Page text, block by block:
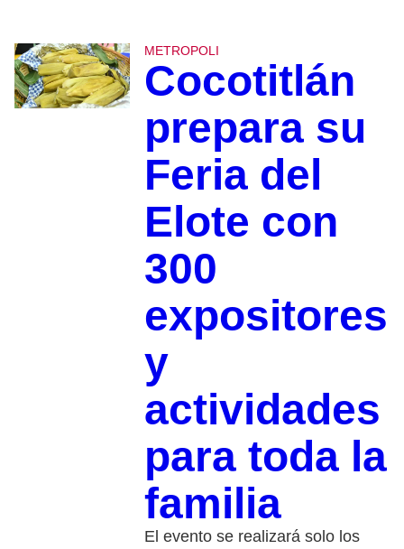
METROPOLI
Cocotitlán
prepara su
Feria del
Elote con
300
expositores
y
actividades
para toda la
familia
El evento se realizará solo los